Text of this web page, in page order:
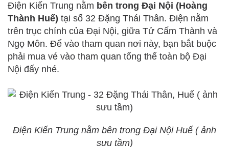
Điện Kiến Trung nằm bên trong Đại Nội (Hoàng
Thành Huế) tại số 32 Đặng Thái Thân. Điện nằm
trên trục chính của Đại Nội, giữa Tử Cấm Thành và
Ngọ Môn. Để vào tham quan nơi này, bạn bắt buộc
phải mua vé vào tham quan tổng thể toàn bộ Đại
Nội đấy nhé.
Điện Kiến Trung nằm bên trong Đại Nội Huế ( ảnh
sưu tầm)